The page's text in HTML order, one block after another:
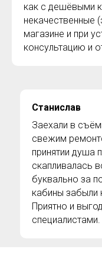
как с дешёвыми
некачественные
магазине и при
консультацию и
Станислав
Заехали в
свежим
принятии душа
скапливалась
буквально за
кабины забыли
Приятно и
специалистами.